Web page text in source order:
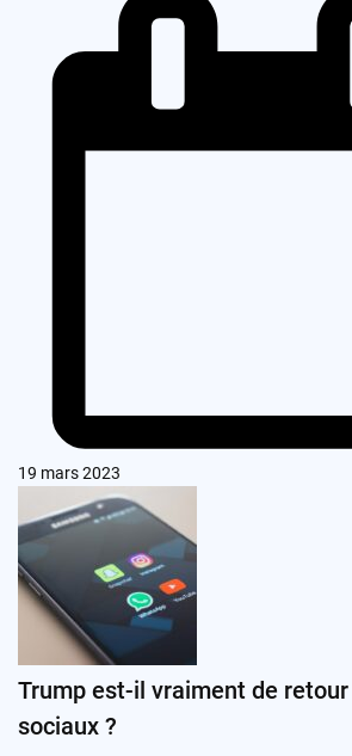
19 mars 2023
Trump est-il vraiment de
sociaux ?